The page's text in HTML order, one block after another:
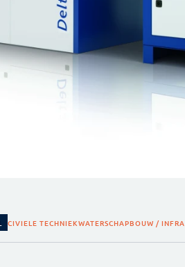
CIVIELE TECHNIEKWATERSCHAPBOUW / INFRA